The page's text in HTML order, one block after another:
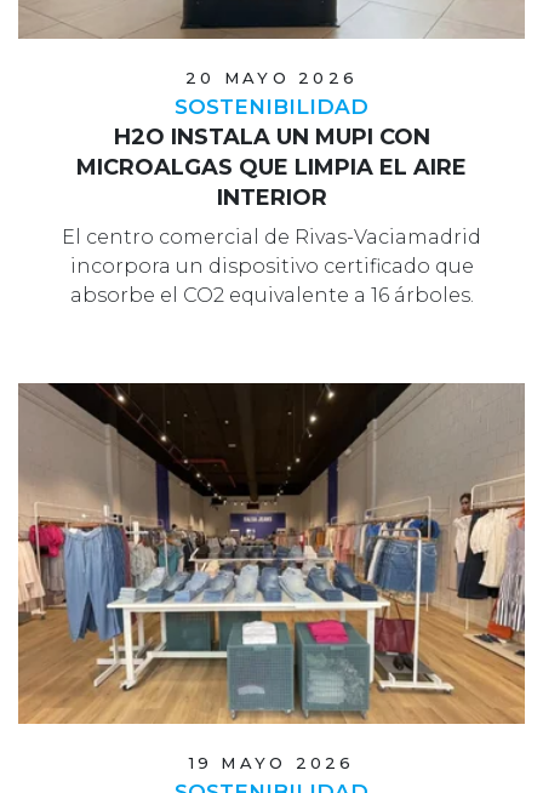
20 MAYO 2026
SOSTENIBILIDAD
H2O INSTALA UN MUPI CON
MICROALGAS QUE LIMPIA EL AIRE
INTERIOR
El centro comercial de Rivas-Vaciamadrid
incorpora un dispositivo certificado que
absorbe el CO2 equivalente a 16 árboles.
19 MAYO 2026